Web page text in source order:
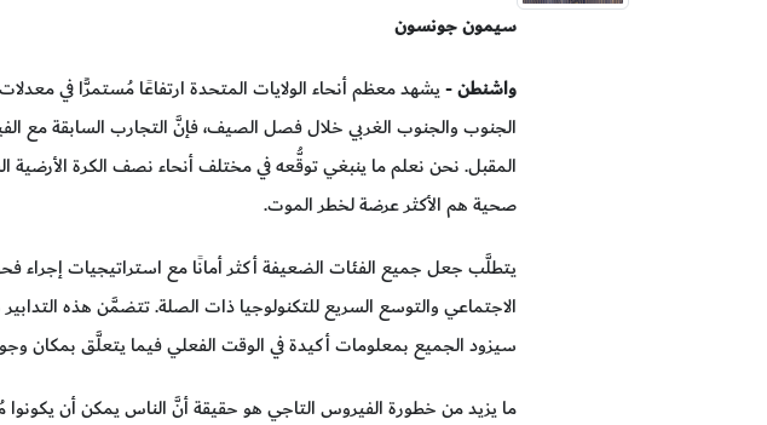
سيمون جونسون
واشنطن- يشهد معظم أنحاء الولايات المتحدة ارتفاعًا مُستمرًّا في
الجنوب والجنوب الغربي خلال فصل الصيف، فإنَّ التجارب السابقة مع
المقبل. نحن نعلم ما ينبغي توقُّعه في مختلف أنحاء نصف الكرة
صحية هم الأكثر عرضة لخطر الموت.
يتطلَّب جعل جميع الفئات الضعيفة أكثر أمانًا مع استراتيجيات إجراء
الاجتماعي والتوسع السريع للتكنولوجيا ذات الصلة. تتضمَّن هذه
سيزود الجميع بمعلومات أكيدة في الوقت الفعلي فيما يتعلَّق بمكان
ما يزيد من خطورة الفيروس التاجي هو حقيقة أنَّ الناس يمكن أن